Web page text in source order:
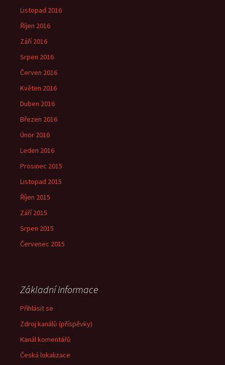
Listopad 2016
Říjen 2016
Září 2016
Srpen 2016
Červen 2016
Květen 2016
Duben 2016
Březen 2016
Únor 2016
Leden 2016
Prosinec 2015
Listopad 2015
Říjen 2015
Září 2015
Srpen 2015
Červenec 2015
Základní informace
Přihlásit se
Zdroj kanálů (příspěvky)
Kanál komentářů
Česká lokalizace